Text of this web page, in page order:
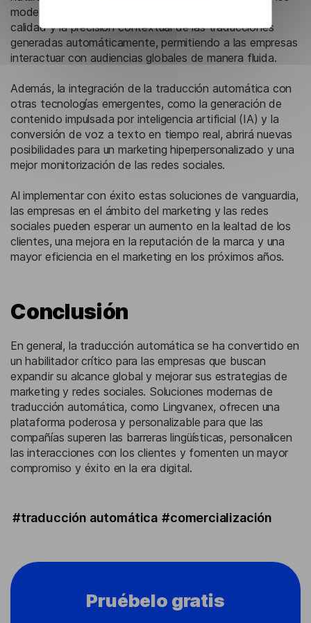
modelos de lenguaje multilingües mejoren aún más la
calidad y la precisión contextual de las traducciones
generadas automáticamente, permitiendo a las empresas
interactuar con audiencias globales de manera fluida.
Además, la integración de la traducción automática con
otras tecnologías emergentes, como la generación de
contenido impulsada por inteligencia artificial (IA) y la
conversión de voz a texto en tiempo real, abrirá nuevas
posibilidades para un marketing hiperpersonalizado y una
mejor monitorización de las redes sociales.
Al implementar con éxito estas soluciones de vanguardia,
las empresas en el ámbito del marketing y las redes
sociales pueden esperar un aumento en la lealtad de los
clientes, una mejora en la reputación de la marca y una
mayor eficiencia en el marketing en los próximos años.
Conclusión
En general, la traducción automática se ha convertido en
un habilitador crítico para las empresas que buscan
expandir su alcance global y mejorar sus estrategias de
marketing y redes sociales. Soluciones modernas de
traducción automática, como Lingvanex, ofrecen una
plataforma poderosa y personalizable para que las
compañías superen las barreras lingüísticas, personalicen
las interacciones con los clientes y fomenten un mayor
compromiso y éxito en la era digital.
#traducción automática #comercialización
Pruébelo gratis